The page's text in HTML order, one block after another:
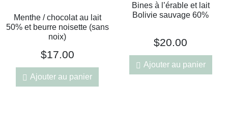
Menthe / chocolat au lait
50% et beurre noisette (sans
noix)
$17.00
Ajouter au panier
Bines à l’érable et lait
Bolivie sauvage 60%
$20.00
Ajouter au panier